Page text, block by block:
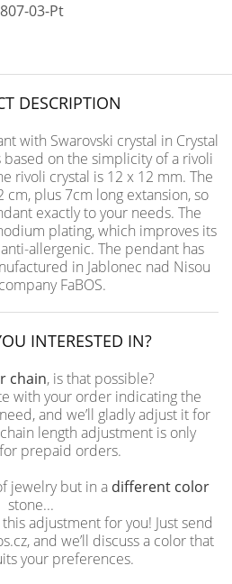
03-Pt
DESCRIPTION
with Swarovski crystal in Crystal
based on the simplicity of a rivoli
rivoli crystal is 12 x 12 mm. The
cm, plus 7cm long extansion, so
exactly to your needs. The
plating, which improves its
allergenic. The pendant has
in Jablonec nad Nisou
FaBOS.
INTERESTED IN?
chain, is that possible?
with your order indicating the
and we’ll gladly adjust it for
length adjustment is only
prepaid orders.
jewelry but in a different color
stone...
adjustment for you! Just send
and we’ll discuss a color that
your preferences.